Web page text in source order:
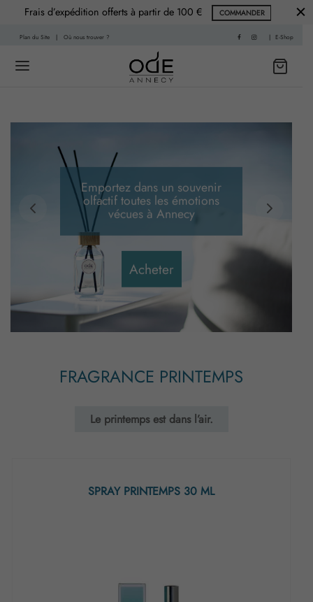
Frais d’expédition offerts à partir de 100 € COMMANDER
Plan du Site | Où nous trouver ? | E-Shop
Emportez dans un souvenir
olfactif toutes les émotions
vécues à Annecy
Acheter
FRAGRANCE PRINTEMPS
Le printemps est dans l’air.
SPRAY PRINTEMPS 30 ML
Printemps
Hiver